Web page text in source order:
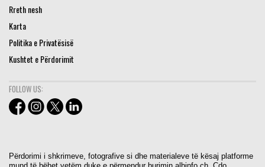
Rreth nesh
Karta
Politika e Privatësisë
Kushtet e Përdorimit
FOLLOW US:
Përdorimi i shkrimeve, fotografive si dhe materialeve të kësaj platforme